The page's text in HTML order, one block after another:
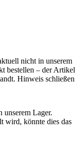
nicht in unserem
bestellen – der Artikel
Hinweis schließen
unserem Lager.
wird, könnte dies das